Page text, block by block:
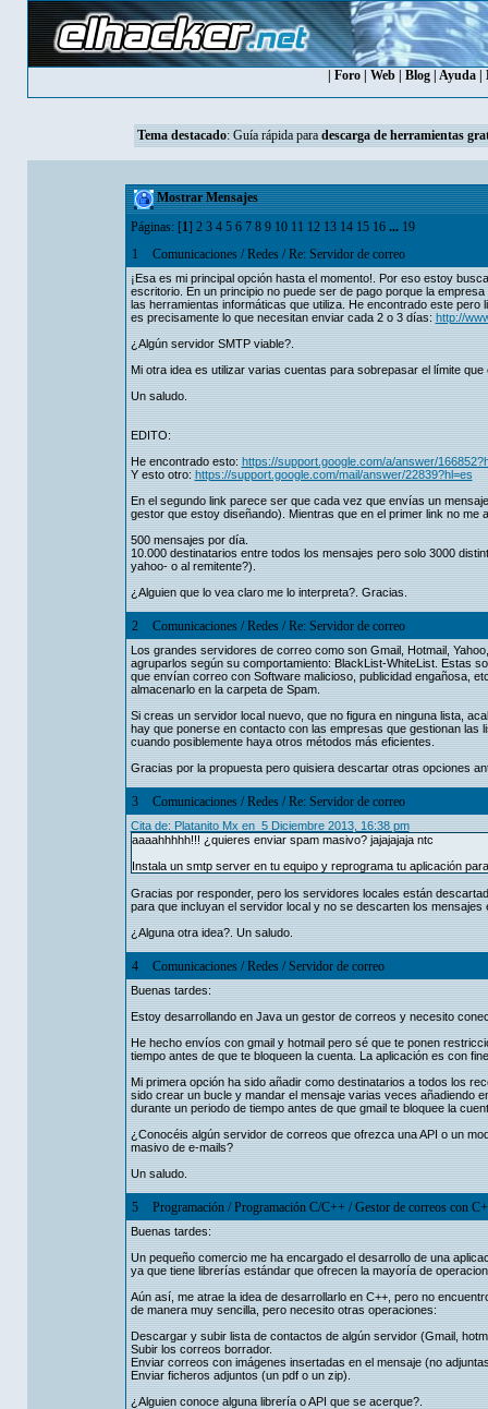
Foro Web Blog Ayuda
Tema destacado: Guía rápida para descarga de herramientas
Mostrar Mensajes
Páginas: [1] 2 3 4 5 6 7 8 9 10 11 12 13 14 15 16 ... 19
1
Comunicaciones/Redes/Re: Servidor de correo
¡Esa es mi principal opción hasta el momento!. Por eso estoy
escritorio. En un principio no puede ser de pago porque la
las herramientas informáticas que utiliza. He encontrado este
es precisamente lo que necesitan enviar cada 2 o 3 días: http://
¿Algún servidor SMTP viable?.
Mi otra idea es utilizar varias cuentas para sobrepasar el límite
Un saludo.
EDITO:
He encontrado esto: https://support.google.com/a/answer/
Y esto otro: https://support.google.com/mail/answer/22839?hl=es
En el segundo link parece ser que cada vez que envías un
gestor que estoy diseñando). Mientras que en el primer link no me
500 mensajes por día.
10.000 destinatarios entre todos los mensajes pero solo 3000
yahoo- o al remitente?).
¿Alguien que lo vea claro me lo interpreta?. Gracias.
2 Comunicaciones/Redes/Re: Servidor de correo
Los grandes servidores de correo como son Gmail, Hotmail,
agruparlos según su comportamiento: BlackList-WhiteList. Estas
que envían correo con Software malicioso, publicidad engañosa,
almacenarlo en la carpeta de Spam.
Si creas un servidor local nuevo, que no figura en ninguna lista,
hay que ponerse en contacto con las empresas que gestionan
cuando posiblemente haya otros métodos más eficientes.
Gracias por la propuesta pero quisiera descartar otras opciones
3 Comunicaciones/Redes/Re: Servidor de correo
Cita de: Platanito Mx en 5 Diciembre 2013, 16:38 pm
aaaahhhhh!!! ¿quieres enviar spam masivo? jajajajaja ntc
Instala un smtp server en tu equipo y reprograma tu aplicación
Gracias por responder, pero los servidores locales están
para que incluyan el servidor local y no se descarten los
¿Alguna otra idea?. Un saludo.
4 Comunicaciones/Redes/Servidor de correo
Buenas tardes:
Estoy desarrollando en Java un gestor de correos y necesito
He hecho envíos con gmail y hotmail pero sé que te ponen
tiempo antes de que te bloqueen la cuenta. La aplicación es con
Mi primera opción ha sido añadir como destinatarios a todos los
sido crear un bucle y mandar el mensaje varias veces añadiendo
durante un periodo de tiempo antes de que gmail te bloquee la
¿Conocéis algún servidor de correos que ofrezca una API o un
masivo de e-mails?
Un saludo.
5 Programación/Programación C/C++ /Gestor de correos con
Buenas tardes:
Un pequeño comercio me ha encargado el desarrollo de una
ya que tiene librerías estándar que ofrecen la mayoría de
Aún así, me atrae la idea de desarrollarlo en C++, pero no
de manera muy sencilla, pero necesito otras operaciones:
Descargar y subir lista de contactos de algún servidor (Gmail,
Subir los correos borrador.
Enviar correos con imágenes insertadas en el mensaje (no
Enviar ficheros adjuntos (un pdf o un zip).
¿Alguien conoce alguna librería o API que se acerque?.